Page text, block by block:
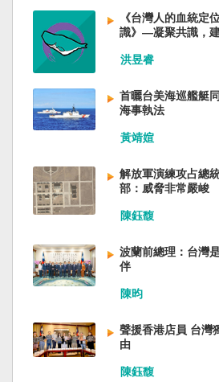
信部部長金壯龍、前中央軍民
雷凡培，都是被不正常免職。
倪岳峰「另有任用」，應該是
時報披露張家口對海外人士動
安？ （作者林保華為資深時事
《台灣人的血統定
識》—凝聚共識，
洪昱睿
首曬台美海巡艦艇
海事執法
黃靖媗
解放軍演練攻占總
部：威脅非常嚴峻
陳鈺馥
波蘭前總理：台灣
伴
陳昀
聲援香港店員 台灣
由
陳鈺馥